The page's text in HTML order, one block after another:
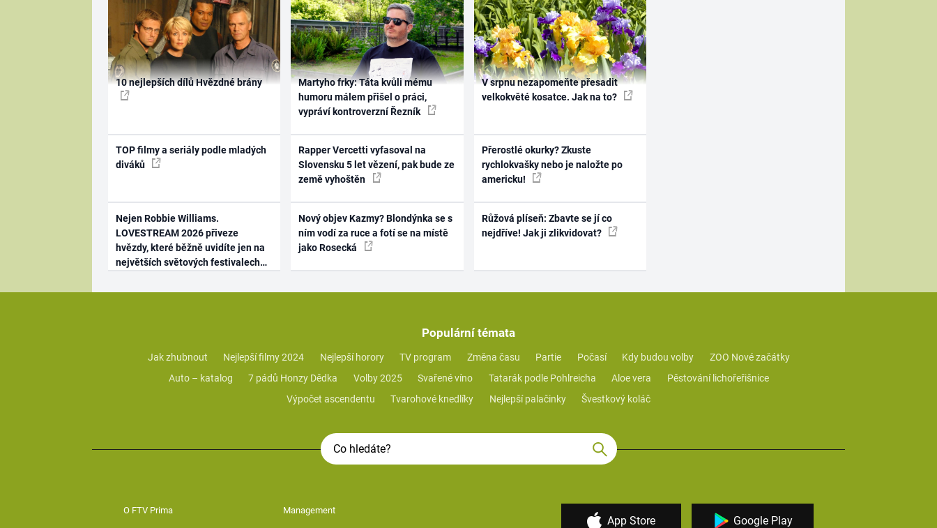
10 nejlepších dílů Hvězdné brány
TOP filmy a seriály podle mladých
diváků
Nejen Robbie Williams.
LOVESTREAM 2026 přiveze
hvězdy, které běžně uvidíte jen na
největších světových festivalech
Martyho frky: Táta kvůli mému
humoru málem přišel o práci,
vypráví kontroverzní Řezník
Rapper Vercetti vyfasoval na
Slovensku 5 let vězení, pak bude ze
země vyhoštěn
Nový objev Kazmy? Blondýnka se s
ním vodí za ruce a fotí se na místě
jako Rosecká
V srpnu nezapomeňte přesadit
velkokvěté kosatce. Jak na to?
Přerostlé okurky? Zkuste
rychlokvašky nebo je naložte po
americku!
Růžová plíseň: Zbavte se jí co
nejdříve! Jak ji zlikvidovat?
Populární témata
Jak zhubnout Nejlepší filmy 2024 Nejlepší horory TV program Změna času Partie Počasí Kdy budou volby
ZOO Nové začátky
Auto – katalog
7 pádů Honzy Dědka Volby 2025 Svařené víno Tatarák podle Pohlreicha Aloe vera
Pěstování lichořeřišnice
Výpočet ascendentu
Tvarohové knedlíky Nejlepší palačinky Švestkový koláč
O FTV Prima Management
App Store Google Play